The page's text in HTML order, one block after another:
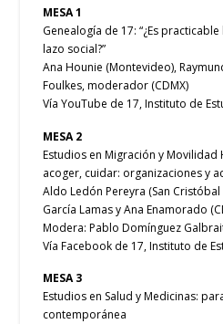
MESA 1
Genealogía de 17: “¿Es
lazo social?”
Ana Hounie (Montevideo),
Foulkes, moderador (CDMX)
Vía YouTube de 17, Instituto de
MESA 2
Estudios en Migración y Movilidad
acoger, cuidar: organizaciones y
Aldo Ledón Pereyra (San Cristóbal
García Lamas y Ana Enamorado
Modera: Pablo Domínguez
Vía Facebook de 17, Instituto de
MESA 3
Estudios en Salud y Medicinas:
contemporánea